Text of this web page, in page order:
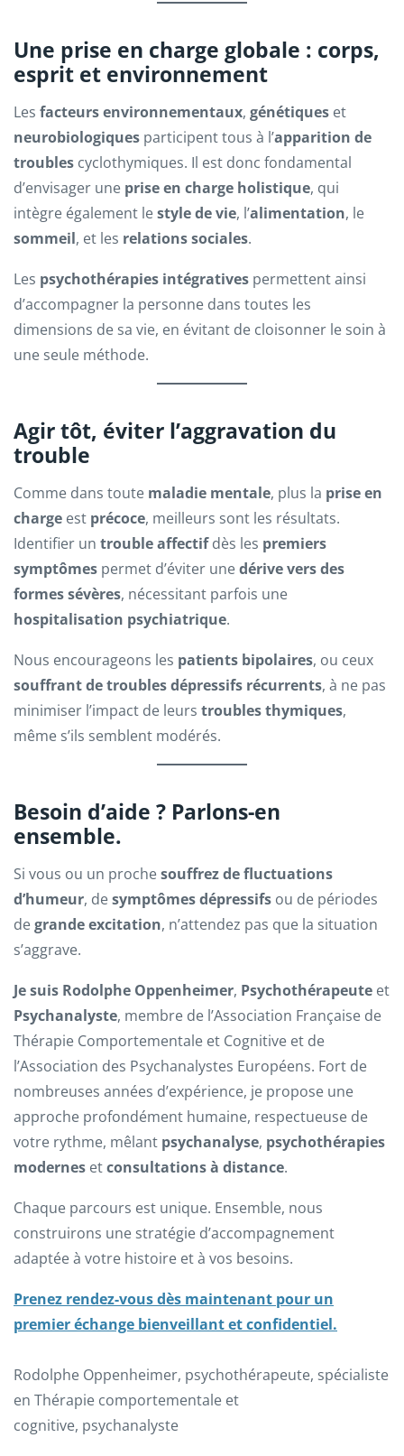
Une prise en charge globale : corps,
esprit et environnement
Les facteurs environnementaux, génétiques et
neurobiologiques participent tous à l’apparition de
troubles cyclothymiques. Il est donc fondamental
d’envisager une prise en charge holistique, qui
intègre également lestyle de vie, l’alimentation, le
sommeil, et les relations sociales.
Les psychothérapies intégratives permettent ainsi
d’accompagner la personne dans toutes les
dimensions de sa vie, en évitant de cloisonner le soin à
une seule méthode.
Agir tôt, éviter l’aggravation du
trouble
Comme dans toute maladie mentale, plus la prise en
charge est précoce, meilleurs sont les résultats.
Identifier un trouble affectifdès les premiers
symptômes permet d’éviter unedérive vers des
formes sévères, nécessitant parfois une
hospitalisation psychiatrique.
Nous encourageons les patients bipolaires, ou ceux
souffrant de troubles dépressifs récurrents, à ne pas
minimiser l’impact de leurs troubles thymiques,
même s’ils semblent modérés.
Besoin d’aide ? Parlons-en
ensemble.
Si vous ou un prochesouffrez de fluctuations
d’humeur, desymptômes dépressifs ou de périodes
degrande excitation, n’attendez pas que la situation
s’aggrave.
Je suis Rodolphe Oppenheimer, Psychothérapeute et
Psychanalyste, membre de l’Association Française de
Thérapie Comportementale et Cognitive et de
l’Association des Psychanalystes Européens. Fort de
nombreuses années d’expérience, je propose une
approche profondément humaine, respectueuse de
votre rythme, mêlant psychanalyse, psychothérapies
modernes etconsultations à distance.
Chaque parcours est unique. Ensemble, nous
construirons une stratégie d’accompagnement
adaptée à votre histoire et à vos besoins.
Prenez rendez-vous dès maintenant pour un
premier échange bienveillant et confidentiel.
Rodolphe Oppenheimer, psychothérapeute, spécialiste
en Thérapie comportementale et
cognitive, psychanalyste